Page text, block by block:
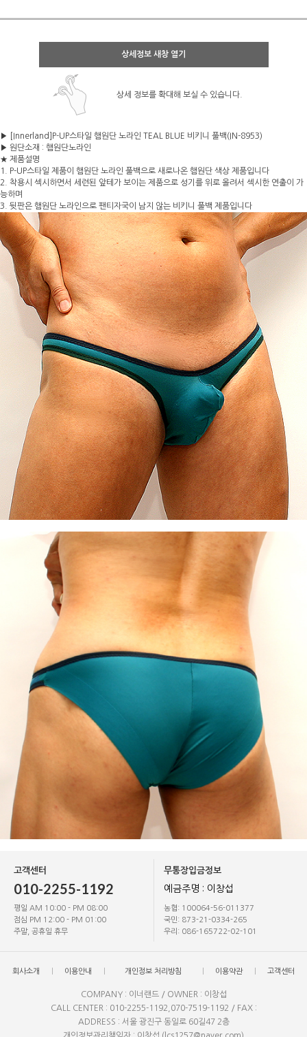
상세정보 새창 열기
상세 정보를 확대해 보실 수 있습니다.
▶ [Innerland]P-UP스타일 햄원단 노라인 TEAL BLUE 비키니 풀백(IN-8953)
▶ 원단소재 : 햄원단노라인
★ 제품설명
1. P-UP스타일 제품이 햄원단 노라인 풀백으로 새로나온 햄원단 색상 제품입니다
2. 착용시 섹시하면서 세련된 앞테가 보이는 제품으로 성기를 위로 올려서 섹시한 연출이 가
능하며
3. 뒷판은 햄원단 노라인으로 팬티자국이 남지 않는 비키니 풀백 제품입니다
고객센터
010-2255-1192
평일 AM 10:00 - PM 08:00
점심 PM 12:00 - PM 01:00
주말, 공휴일 휴무
무통장입금정보
예금주명 : 이창섭
농협: 100064-56-011377
국민: 873-21-0334-265
우리: 086-165722-02-101
회사소개 이용안내 개인정보 처리방침 이용약관 고객센터
COMPANY : 이너랜드 / OWNER : 이창섭
CALL CENTER : 010-2255-1192,070-7519-1192 / FAX :
ADDRESS : 서울 광진구 동일로 60길47 2층